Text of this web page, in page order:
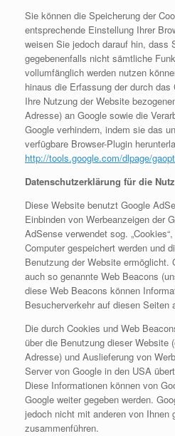
Sie können die Speicherung der
entsprechende Einstellung Ihrer
weisen Sie jedoch darauf hin, dass
gegebenenfalls nicht sämtliche
vollumfänglich werden nutzen
hinaus die Erfassung der durch
Ihre Nutzung der Website
Adresse) an Google sowie die
Google verhindern, indem sie das
verfügbare Browser-Plugin
http://tools.google.com/dlpage/
Datenschutzerklärung für die
Diese Website benutzt Google
Einbinden von Werbeanzeigen der
AdSense verwendet sog.
Computer gespeichert werden und
Benutzung der Website ermöglicht.
auch so genannte Web Beacons
diese Web Beacons können
Besucherverkehr auf diesen Seiten
Die durch Cookies und Web
über die Benutzung dieser Website
Adresse) und Auslieferung von
Server von Google in den USA
Diese Informationen können von
Google weiter gegeben werden.
jedoch nicht mit anderen von Ihnen
zusammenführen.